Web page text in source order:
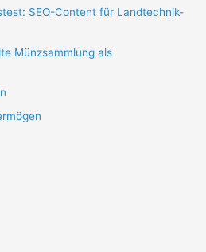
SEO-Content für Landtechnik-
Münzsammlung als